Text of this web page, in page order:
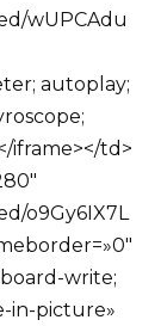
wUPCAdu
autoplay;
iframe></td>
o9Gy6IX7L
write;
in-picture»